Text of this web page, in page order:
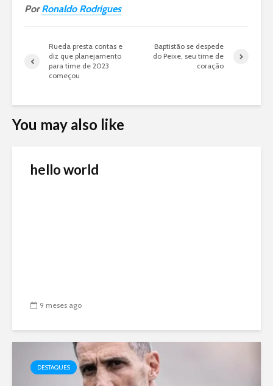
PorRonaldo Rodrigues
Rueda presta contas e
diz que planejamento
para time de 2023
começou
Baptistão se despede
do Peixe, seu time de
coração
You may also like
hello world
9 meses ago
DESTAQUES